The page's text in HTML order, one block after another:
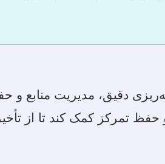
دقیق، مدیریت
حفظ تمرکز کمک کند تا از